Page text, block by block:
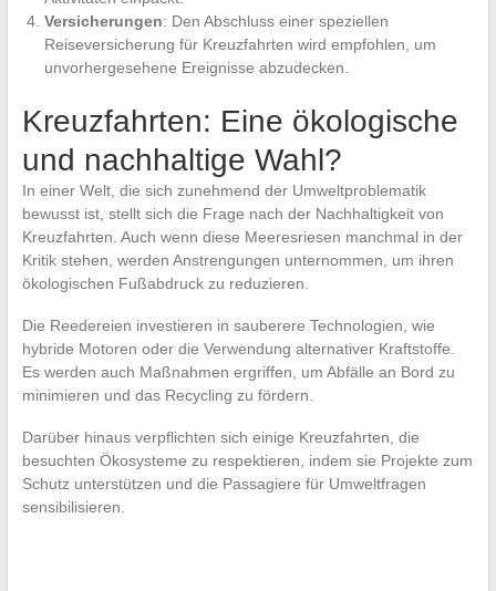
Versicherungen: Den Abschluss einer speziellen
Reiseversicherung für Kreuzfahrten wird empfohlen, um
unvorhergesehene Ereignisse abzudecken.
Kreuzfahrten: Eine ökologische
und nachhaltige Wahl?
In einer Welt, die sich zunehmend der Umweltproblematik
bewusst ist, stellt sich die Frage nach der Nachhaltigkeit von
Kreuzfahrten. Auch wenn diese Meeresriesen manchmal in der
Kritik stehen, werden Anstrengungen unternommen, um ihren
ökologischen Fußabdruck zu reduzieren.
Die Reedereien investieren in sauberere Technologien, wie
hybride Motoren oder die Verwendung alternativer Kraftstoffe.
Es werden auch Maßnahmen ergriffen, um Abfälle an Bord zu
minimieren und das Recycling zu fördern.
Darüber hinaus verpflichten sich einige Kreuzfahrten, die
besuchten Ökosysteme zu respektieren, indem sie Projekte zum
Schutz unterstützen und die Passagiere für Umweltfragen
sensibilisieren.